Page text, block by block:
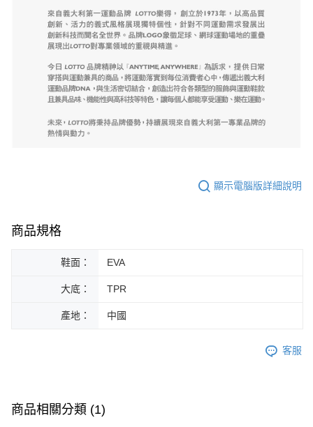
顯示電腦版詳細說明
商品規格
鞋面： EVA
大底： TPR
產地： 中國
客服
商品相關分類 (1)